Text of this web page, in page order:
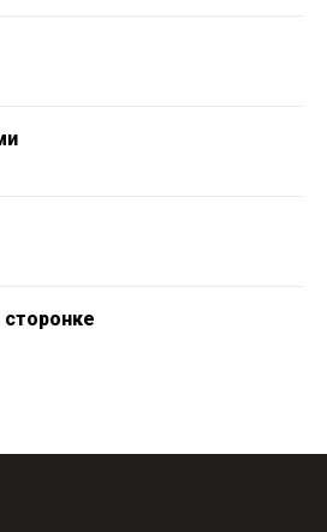
сторонке